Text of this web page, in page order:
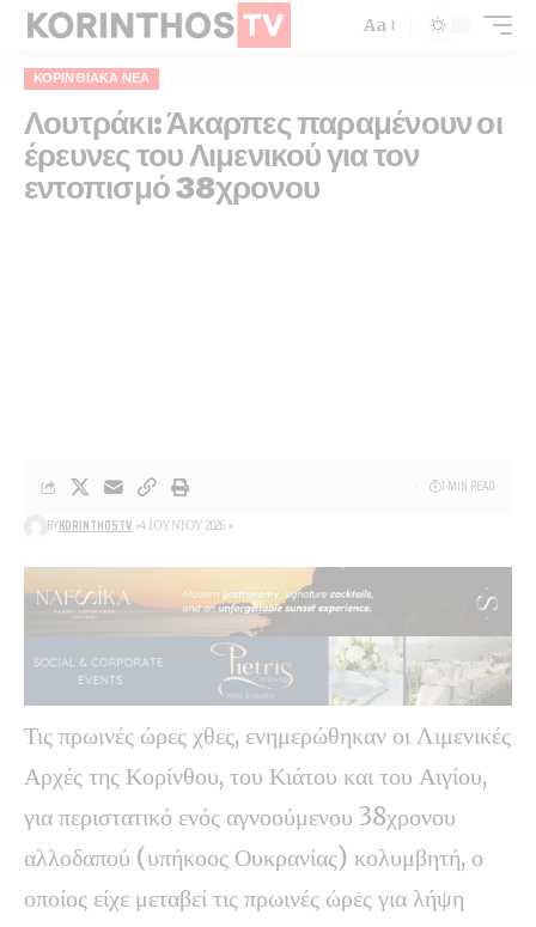
Aa
ΚΟΡΙΝΘΙΑΚΆ ΝΈΑ
Λουτράκι: Άκαρπες παραμένουν οι
έρευνες του Λιμενικού για τον
εντοπισμό 38χρονου
BYKORINTHOSTV 4 ΙΟΥΝΊΟΥ 2026
1 MIN READ
Τις πρωινές ώρες χθες, ενημερώθηκαν οι Λιμενικές
Αρχές της Κορίνθου, του Κιάτου και του Αιγίου,
για περιστατικό ενός αγνοούμενου 38χρονου
αλλοδαπού (υπήκοος Ουκρανίας) κολυμβητή, ο
οποίος είχε μεταβεί τις πρωινές ώρες για λήψη